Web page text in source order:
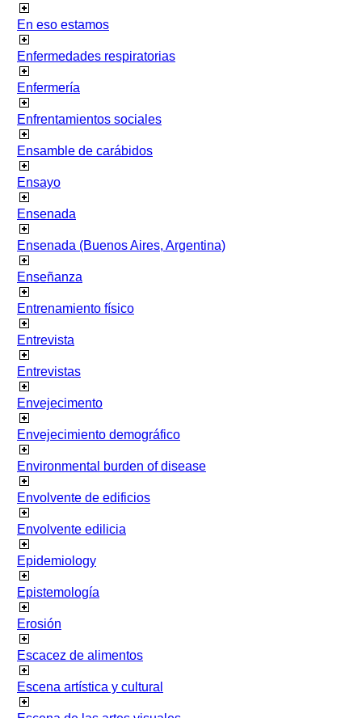
En eso estamos
Enfermedades respiratorias
Enfermería
Enfrentamientos sociales
Ensamble de carábidos
Ensayo
Ensenada
Ensenada (Buenos Aires, Argentina)
Enseñanza
Entrenamiento físico
Entrevista
Entrevistas
Envejecimento
Envejecimiento demográfico
Environmental burden of disease
Envolvente de edificios
Envolvente edilicia
Epidemiology
Epistemología
Erosión
Escacez de alimentos
Escena artística y cultural